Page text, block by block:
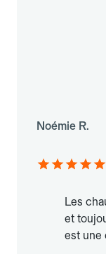
Noémie R.
Les
et
est une